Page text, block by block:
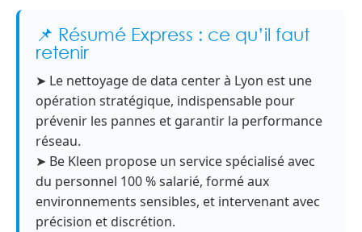
📌 Résumé Express : ce qu’il faut
retenir
➤ Le nettoyage de data center à Lyon est une
opération stratégique, indispensable pour
prévenir les pannes et garantir la performance
réseau.
➤ Be Kleen propose un service spécialisé avec
du personnel 100 % salarié, formé aux
environnements sensibles, et intervenant avec
précision et discrétion.